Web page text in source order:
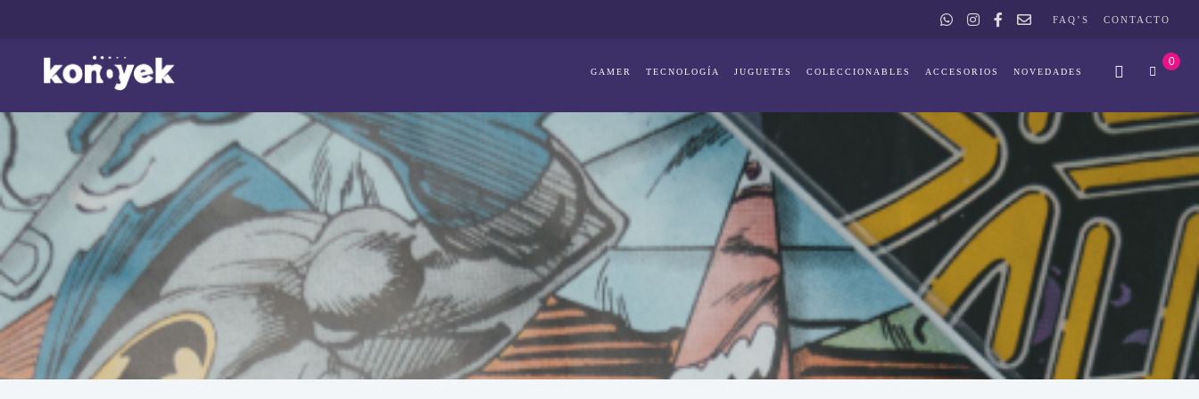
FAQ’S CONTACTO
GAMER TECNOLOGÍA JUGUETES COLECCIONABLES ACCESORIOS NOVEDADES
0